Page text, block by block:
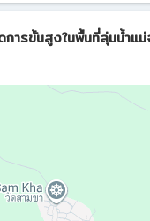
ารขั้นสูงในพื้นที่ลุ่มน้ำแ